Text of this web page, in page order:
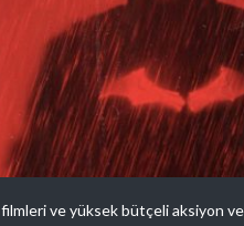
filmleri ve yüksek bütçeli aksiyon